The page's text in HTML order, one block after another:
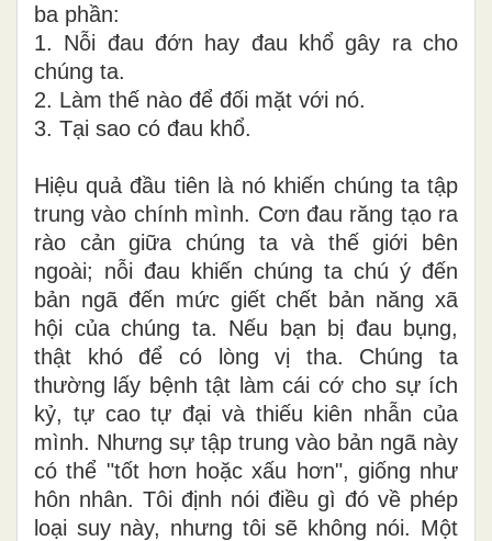
ba phần:
1. Nỗi đau đớn hay đau khổ gây ra cho
chúng ta.
2. Làm thế nào để đối mặt với nó.
3. Tại sao có đau khổ.
Hiệu quả đầu tiên là nó khiến chúng ta tập
trung vào chính mình. Cơn đau răng tạo ra
rào cản giữa chúng ta và thế giới bên
ngoài; nỗi đau khiến chúng ta chú ý đến
bản ngã đến mức giết chết bản năng xã
hội của chúng ta. Nếu bạn bị đau bụng,
thật khó để có lòng vị tha. Chúng ta
thường lấy bệnh tật làm cái cớ cho sự ích
kỷ, tự cao tự đại và thiếu kiên nhẫn của
mình. Nhưng sự tập trung vào bản ngã này
có thể "tốt hơn hoặc xấu hơn", giống như
hôn nhân. Tôi định nói điều gì đó về phép
loại suy này, nhưng tôi sẽ không nói. Một